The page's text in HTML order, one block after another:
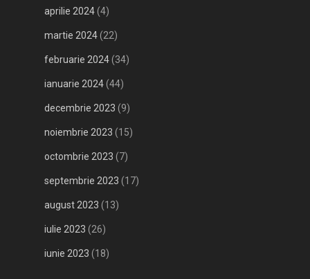
aprilie 2024(4)
martie 2024(22)
februarie 2024(34)
ianuarie 2024(44)
decembrie 2023 (9)
noiembrie 2023 (15)
octombrie 2023 (7)
septembrie 2023 (17)
august 2023 (13)
iulie 2023 (26)
iunie 2023 (18)